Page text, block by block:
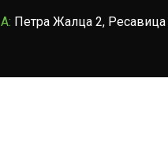
A: Петра Жалца 2, Ресавица